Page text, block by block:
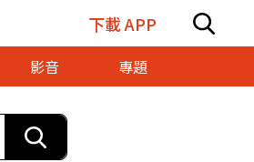
下載 APP
影音
專題